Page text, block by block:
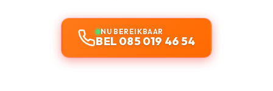
NU BEREIKBAAR
BEL 085 019 46 54